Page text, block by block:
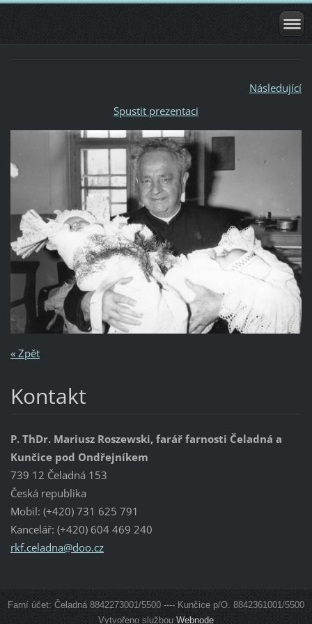
Následující
Spustit prezentaci
« Zpět
Kontakt
P. ThDr. Mariusz Roszewski, farář farnosti Čeladná a
Kunčice pod Ondřejníkem
739 12 Čeladná 153
Česká republika
Mobil: (+420) 731 625 791
Kancelář: (+420) 604 469 240
rkf.celadna@doo.cz
Farní účet: Čeladná 8842273001/5500 ---- Kunčice p/O. 8842361001/5500
Vytvořeno službouWebnode